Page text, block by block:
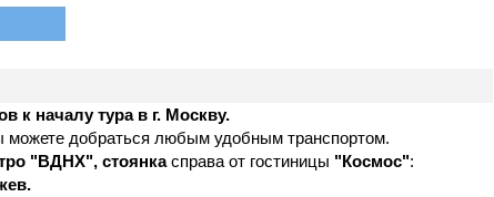
к началу тура в г. Москву.
можете добраться любым удобным транспортом.
"ВДНХ", стоянкасправа от гостиницы "Космос":